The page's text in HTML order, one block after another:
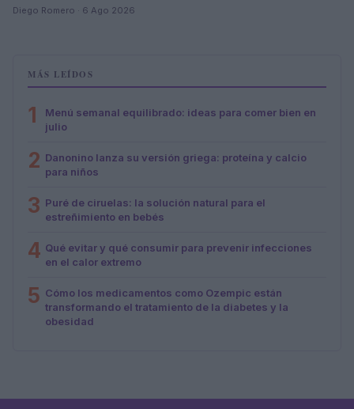
Diego Romero · 6 Ago 2026
MÁS LEÍDOS
1
Menú semanal equilibrado: ideas para comer bien en
julio
2 Danonino lanza su versión griega: proteína y calcio
para niños
3 Puré de ciruelas: la solución natural para el
estreñimiento en bebés
4 Qué evitar y qué consumir para prevenir infecciones
en el calor extremo
5 Cómo los medicamentos como Ozempic están
transformando el tratamiento de la diabetes y la
obesidad